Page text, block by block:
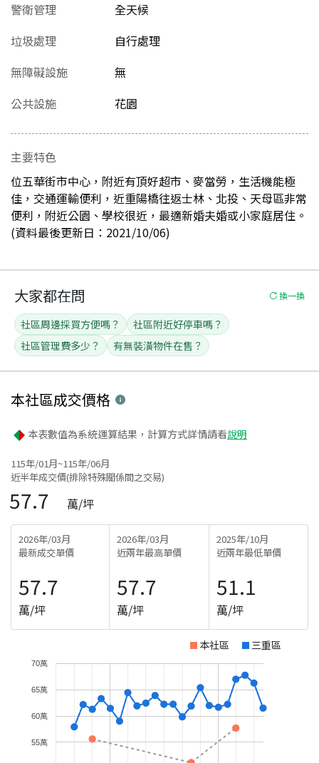
警衛管理
全天候
垃圾處理
自行處理
無障礙設施
無
公共設施
花園
主要特色
位五華街市中心，附近有頂好超市、麥當勞，生活機能極
佳，交通運輸便利，近重陽橋往返士林、北投、天母區非常
便利，附近公園、學校很近，最適新婚夫婚或小家庭居住。
(資料最後更新日：2021/10/06)
大家都在問 換一換
社區周邊採買方便嗎？
社區附近好停車嗎？
社區管理費多少？
有無裝潢物件在售？
本社區成交價格
本表數值為系統運算結果，計算方式詳情請看說明
115年/01月~115年/06月
近半年成交價(排除特殊關係間之交易)
57.7 萬/坪
2026年/03月
最新成交單價
57.7
萬/坪
2026年/03月
近兩年最高單價
57.7
萬/坪
2025年/10月
近兩年最低單價
51.1
萬/坪
本社區 三重區
55萬
60萬
65萬
70萬